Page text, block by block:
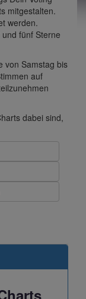
mitgestalten.
werden.
fünf Sterne
von Samstag bis
auf
dabei sind,